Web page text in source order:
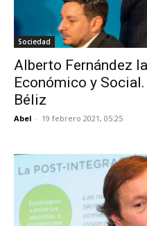
Sociedad
Alberto Fernández
Económico y
Béliz
Abel - 19 febrero 2021, 05:25